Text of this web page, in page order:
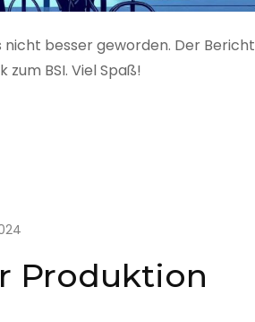
besser geworden. Der Bericht
BSI. Viel Spaß!
Produktion